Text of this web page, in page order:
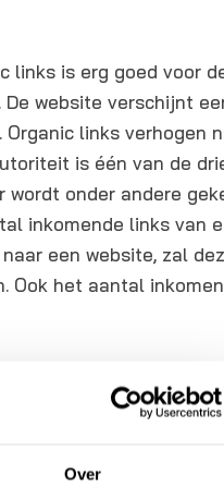
Over
links is erg goed voor
website verschijnt
. Organic links verhogen
is één van de
wordt onder andere
inkomende links van
een website, zal
Ook het aantal
links krijgen
zorgt dat een
zijn er een aantal
de kans groter is. Het